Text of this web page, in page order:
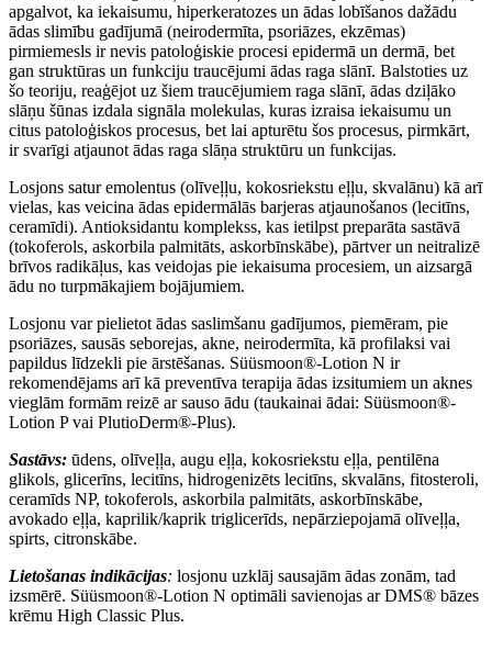
apgalvot, ka iekaisumu, hiperkeratozes un ādas lobīšanos dažādu
ādas slimību gadījumā (neirodermīta, psoriāzes, ekzēmas)
pirmiemesls ir nevis patoloģiskie procesi epidermā un dermā, bet
gan struktūras un funkciju traucējumi ādas raga slānī. Balstoties uz
šo teoriju, reaģējot uz šiem traucējumiem raga slānī, ādas dziļāko
slāņu šūnas izdala signāla molekulas, kuras izraisa iekaisumu un
citus patoloģiskos procesus, bet lai apturētu šos procesus, pirmkārt,
ir svarīgi atjaunot ādas raga slāņa struktūru un funkcijas.
Losjons satur emolentus (olīveļļu, kokosriekstu eļļu, skvalānu) kā arī
vielas, kas veicina ādas epidermālās barjeras atjaunošanos (lecitīns,
ceramīdi). Antioksidantu komplekss, kas ietilpst preparāta sastāvā
(tokoferols, askorbila palmitāts, askorbīnskābe), pārtver un neitralizē
brīvos radikāļus, kas veidojas pie iekaisuma procesiem, un aizsargā
ādu no turpmākajiem bojājumiem.
Losjonu var pielietot ādas saslimšanu gadījumos, piemēram, pie
psoriāzes, sausās seborejas, akne, neirodermīta, kā profilaksi vai
papildus līdzekli pie ārstēšanas. Süüsmoon®-Lotion N ir
rekomendējams arī kā preventīva terapija ādas izsitumiem un aknes
vieglām formām reizē ar sauso ādu (taukainai ādai: Süüsmoon®-
Lotion P vai PlutioDerm®-Plus).
Sastāvs: ūdens, olīveļļa, augu eļļa, kokosriekstu eļļa, pentilēna
glikols, glicerīns, lecitīns, hidrogenizēts lecitīns, skvalāns, fitosteroli,
ceramīds NP, tokoferols, askorbila palmitāts, askorbīnskābe,
avokado eļļa, kaprilik/kaprik triglicerīds, nepārziepojamā olīveļļa,
spirts, citronskābe.
Lietošanas indikācijas: losjonu uzklāj sausajām ādas zonām, tad
izsmērē. Süüsmoon®-Lotion N optimāli savienojas ar DMS® bāzes
krēmu High Classic Plus.